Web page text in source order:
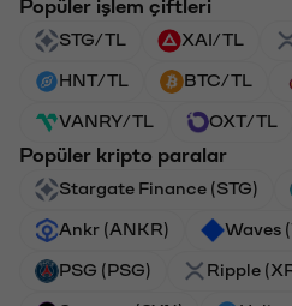
Popüler işlem çiftleri
STG/TL XAI/TL
HNT/TL BTC/TL
VANRY/TL OXT/TL
Popüler kripto paralar
Stargate Finance (STG)
Ankr (ANKR) Waves
PSG (PSG) Ripple